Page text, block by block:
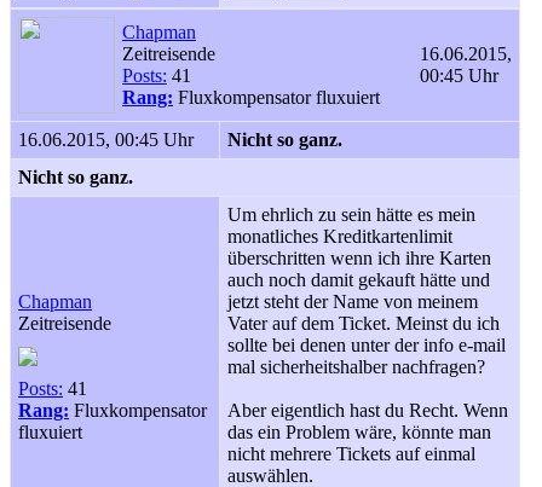
Chapman
Zeitreisende
Posts: 41
Rang: Fluxkompensator fluxuiert
16.06.2015,
00:45 Uhr
16.06.2015, 00:45 Uhr
Nicht so ganz.
Nicht so ganz.
Chapman
Zeitreisende
Posts: 41
Rang: Fluxkompensator
fluxuiert
Um ehrlich zu sein hätte es mein
monatliches Kreditkartenlimit
überschritten wenn ich ihre Karten
auch noch damit gekauft hätte und
jetzt steht der Name von meinem
Vater auf dem Ticket. Meinst du ich
sollte bei denen unter der info e-mail
mal sicherheitshalber nachfragen?
Aber eigentlich hast du Recht. Wenn
das ein Problem wäre, könnte man
nicht mehrere Tickets auf einmal
auswählen.